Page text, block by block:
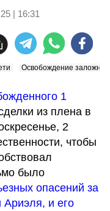
| 16:31
Освобождение
1
из плена в
2
чтобы
было
опасений за
и его